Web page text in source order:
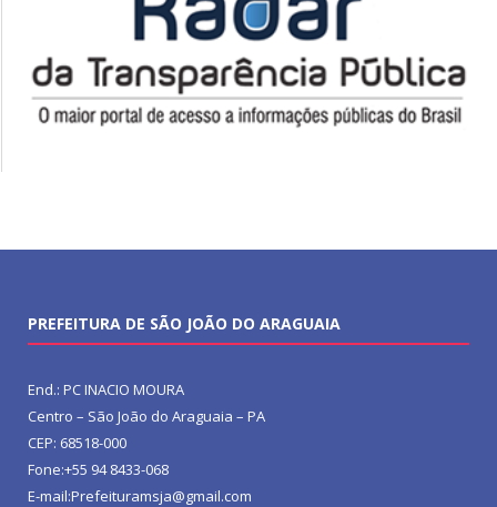
PREFEITURA DE SÃO JOÃO DO ARAGUAIA
End.: PC INACIO MOURA
Centro – São João do Araguaia – PA
CEP: 68518-000
Fone:+55 94 8433-068
E-mail:Prefeituramsja@gmail.com